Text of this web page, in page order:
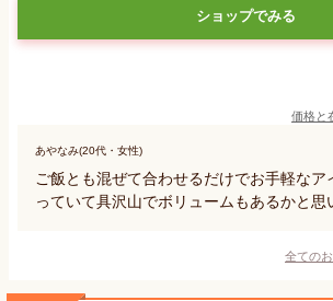
ショップでみる
価格と
あやなみ(20代・女性)
ご飯とも混ぜて合わせるだけでお手軽なア
っていて具沢山でボリュームもあるかと思
全ての